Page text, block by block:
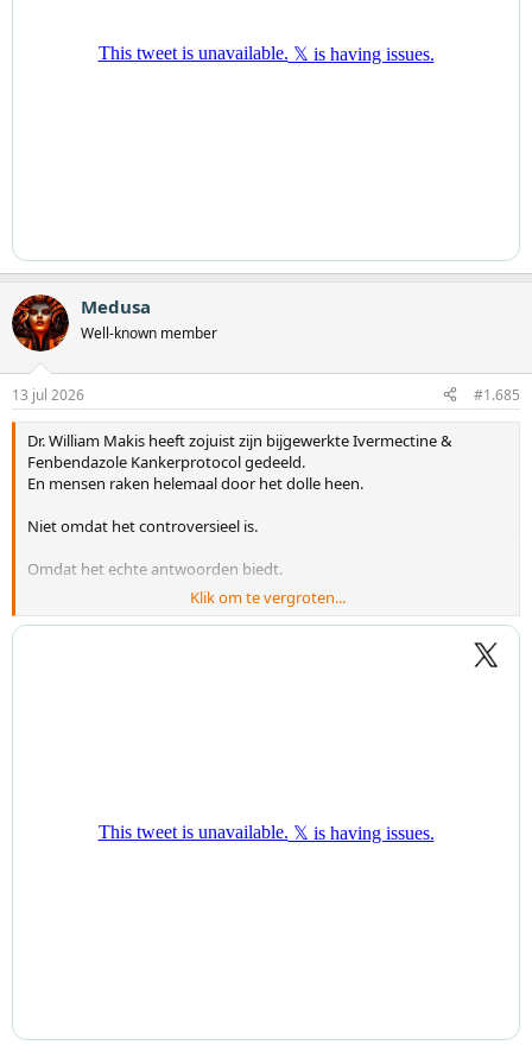
Medusa
Well-known member
13 jul 2026 #1.685
Dr. William Makis heeft zojuist zijn bijgewerkte Ivermectine &
Fenbendazole Kankerprotocol gedeeld.
En mensen raken helemaal door het dolle heen.
Niet omdat het controversieel is.
Omdat het echte antwoorden biedt.
Hier is de waarheid:
De meeste protocollen behandelen elke kanker hetzelfde.
Daarom heeft hij VIER doseringsniveaus ontworpen.
Niet één. Vier.
familiegeschiedenis, personen met hoger risico.
Klik om te vergroten...